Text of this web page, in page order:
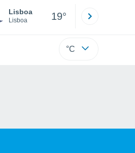
Lisboa
Lisboa 19°
°C